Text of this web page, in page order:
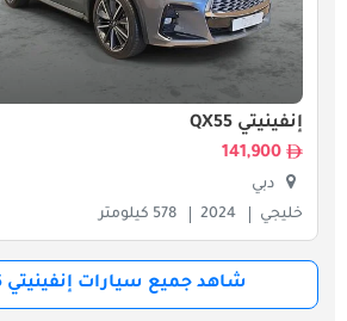
إنفينيتي QX55
141,900
دبي
خليجي
2024 578 كيلومتر
شاهد جميع سيارات إنفينيتي QX55 للبيع